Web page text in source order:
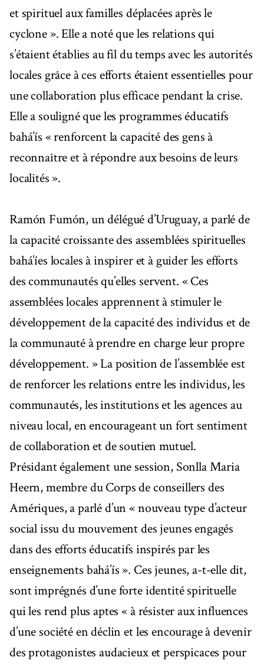
et spirituel aux familles déplacées après le
cyclone ». Elle a noté que les relations qui
s’étaient établies au fil du temps avec les autorités
locales grâce à ces efforts étaient essentielles pour
une collaboration plus efficace pendant la crise.
Elle a souligné que les programmes éducatifs
bahá’ís « renforcent la capacité des gens à
reconnaître et à répondre aux besoins de leurs
localités ».
Ramón Fumón, un délégué d’Uruguay, a parlé de
la capacité croissante des assemblées spirituelles
bahá’íes locales à inspirer et à guider les efforts
des communautés qu’elles servent. « Ces
assemblées locales apprennent à stimuler le
développement de la capacité des individus et de
la communauté à prendre en charge leur propre
développement. » La position de l’assemblée est
de renforcer les relations entre les individus, les
communautés, les institutions et les agences au
niveau local, en encourageant un fort sentiment
de collaboration et de soutien mutuel.
Présidant également une session, Sonlla Maria
Heern, membre du Corps de conseillers des
Amériques, a parlé d’un « nouveau type d’acteur
social issu du mouvement des jeunes engagés
dans des efforts éducatifs inspirés par les
enseignements bahá’ís ». Ces jeunes, a-t-elle dit,
sont imprégnés d’une forte identité spirituelle
qui les rend plus aptes « à résister aux influences
d’une société en déclin et les encourage à devenir
des protagonistes audacieux et perspicaces pour